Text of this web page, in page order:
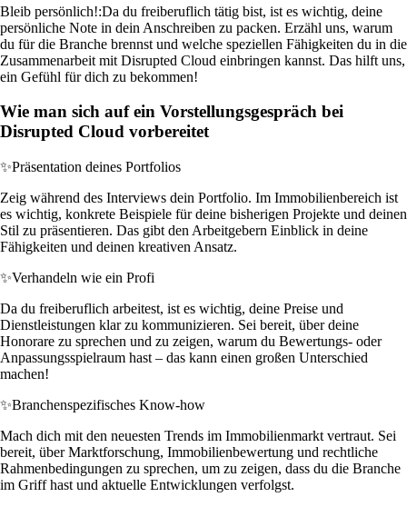
Bleib persönlich!:Da du freiberuflich tätig bist, ist es wichtig, deine
persönliche Note in dein Anschreiben zu packen. Erzähl uns, warum
du für die Branche brennst und welche speziellen Fähigkeiten du in die
Zusammenarbeit mit Disrupted Cloud einbringen kannst. Das hilft uns,
ein Gefühl für dich zu bekommen!
Wie man sich auf ein Vorstellungsgespräch bei
Disrupted Cloud vorbereitet
✨Präsentation deines Portfolios
Zeig während des Interviews dein Portfolio. Im Immobilienbereich ist
es wichtig, konkrete Beispiele für deine bisherigen Projekte und deinen
Stil zu präsentieren. Das gibt den Arbeitgebern Einblick in deine
Fähigkeiten und deinen kreativen Ansatz.
✨Verhandeln wie ein Profi
Da du freiberuflich arbeitest, ist es wichtig, deine Preise und
Dienstleistungen klar zu kommunizieren. Sei bereit, über deine
Honorare zu sprechen und zu zeigen, warum du Bewertungs- oder
Anpassungsspielraum hast – das kann einen großen Unterschied
machen!
✨Branchenspezifisches Know-how
Mach dich mit den neuesten Trends im Immobilienmarkt vertraut. Sei
bereit, über Marktforschung, Immobilienbewertung und rechtliche
Rahmenbedingungen zu sprechen, um zu zeigen, dass du die Branche
im Griff hast und aktuelle Entwicklungen verfolgst.